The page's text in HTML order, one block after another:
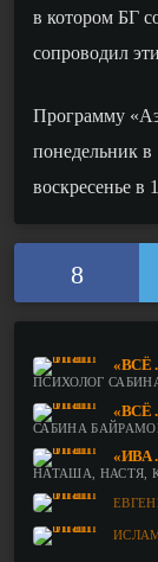
в котором БГ
сопроводил
Программу
понедельник в
воскресенье в
«ВСЁ
ПСИХОЛОГ
«ВСЁ
САБИНА
«ИВА
НАТАША, НАСТЯ,